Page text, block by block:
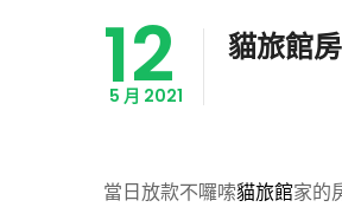
12
5 月 2021
貓旅館
當日放款不囉嗦貓旅館家的